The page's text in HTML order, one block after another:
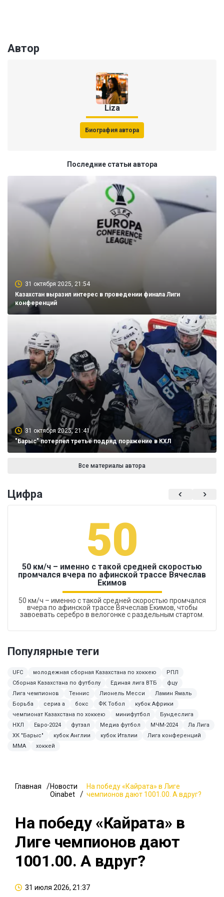
Автор
Liza
Биография автора
Последние статьи автора
31 октября 2025, 21:54
Казахстан выразил интерес в проведении финала Лиги
конференций
31 октября 2025, 21:41
"Барыс" потерпел третье подряд поражение в КХЛ
Все материалы автора
Цифра
50
50 км/ч – именно с такой средней скоростью
промчался вчера по афинской трассе Вячеслав
Екимов
50 км/ч – именно с такой средней скоростью промчался
вчера по афинской трассе Вячеслав Екимов, чтобы
завоевать серебро в велогонке с раздельным стартом.
Популярные теги
UFC молодежная сборная Казахстана по хоккею
РПЛ
Сборная Казахстана по футболу
Единая лига ВТБ
фцу
Лига чемпионов
Теннис Лионель Месси
Ламин Ямаль
Борьба
сериа а бокс ФК Тобол
кубок Африки
чемпионат Казахстана по хоккею
минифутбол
Бундеслига
НХЛ
Евро-2024 футзал Медиа футбол МЧМ-2024
Ла Лига
ХК "Барыс"
кубок Англии кубок Италии
Лига конференций
MMA
хоккей
Главная
Новости
Oinabet
На победу «Кайрата» в Лиге
чемпионов дают 1001.00. А вдруг?
На победу «Кайрата» в
Лиге чемпионов дают
1001.00. А вдруг?
31 июля 2026, 21:37